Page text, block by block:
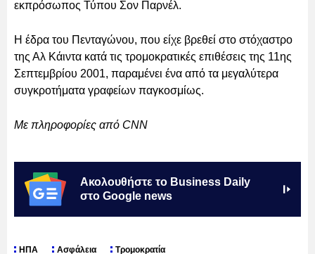
εκπρόσωπος Τύπου Σον Παρνέλ.
Η έδρα του Πενταγώνου, που είχε βρεθεί στο στόχαστρο
της Αλ Κάιντα κατά τις τρομοκρατικές επιθέσεις της 11ης
Σεπτεμβρίου 2001, παραμένει ένα από τα μεγαλύτερα
συγκροτήματα γραφείων παγκοσμίως.
Με πληροφορίες από CNN
Ακολουθήστε το Business Daily
στο Google news
ΗΠΑ Ασφάλεια Τρομοκρατία